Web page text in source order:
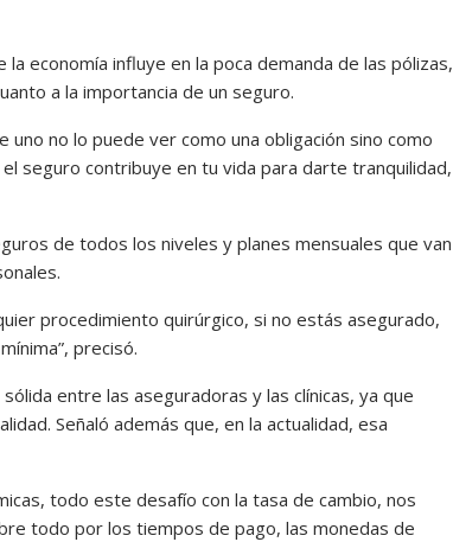
economía influye en la poca demanda de las pólizas,
a la importancia de un seguro.
no lo puede ver como una obligación sino como
seguro contribuye en tu vida para darte tranquilidad,
de todos los niveles y planes mensuales que van
procedimiento quirúrgico, si no estás asegurado,
precisó.
entre las aseguradoras y las clínicas, ya que
Señaló además que, en la actualidad, esa
todo este desafío con la tasa de cambio, nos
todo por los tiempos de pago, las monedas de